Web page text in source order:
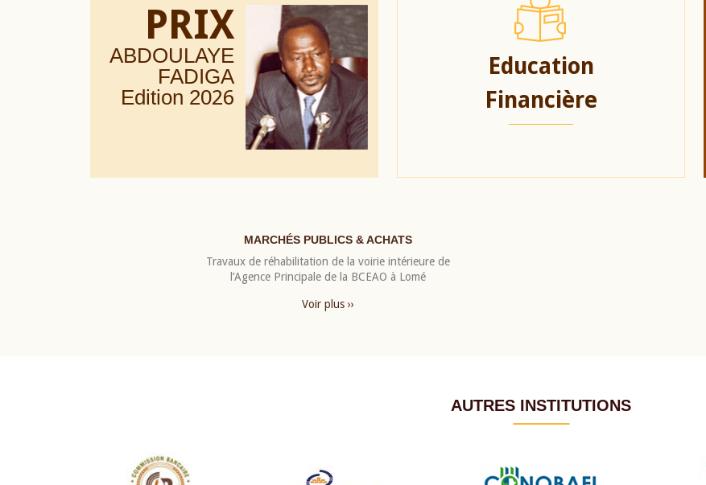
PRIX
ABDOULAYE
FADIGA
Edition 2026
Education
Financière
MARCHÉS PUBLICS & ACHATS
Travaux de réhabilitation de la voirie intérieure de
l’Agence Principale de la BCEAO à Lomé
Voir plus ››
AUTRES INSTITUTIONS